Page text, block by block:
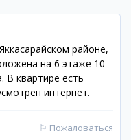
районе,
на 6 этаже 10-
В квартире есть
интернет.
⚐ Пожаловаться